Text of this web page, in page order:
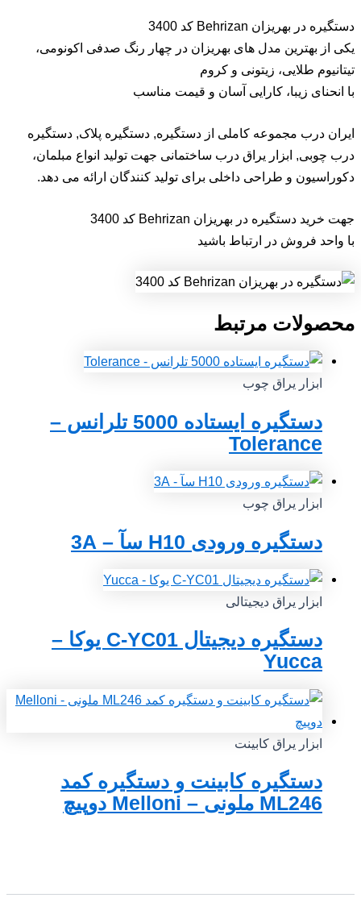
دستگیره در بهریزان Behrizan کد 3400
یکی از بهترین مدل های بهریزان در چهار رنگ صدفی اکونومی،
تیتانیوم طلایی، زیتونی و کروم
با انحنای زیبا، کارایی آسان و قیمت مناسب
ایران درب مجموعه کاملی از دستگیره, دستگیره پلاک, دستگیره
درب چوبی, ابزار یراق درب ساختمانی جهت تولید انواع مبلمان،
دکوراسیون و طراحی داخلی برای تولید کنندگان ارائه می دهد.
جهت خرید دستگیره در بهریزان Behrizan کد 3400
با واحد فروش در ارتباط باشید
محصولات مرتبط
ابزار یراق چوب
دستگیره ایستاده 5000 تلرانس –
Tolerance
ابزار یراق چوب
دستگیره ورودی H10 سآ – 3A
ابزار یراق دیجیتالی
دستگیره دیجیتال C-YC01 یوکا –
Yucca
ابزار یراق کابینت
دستگیره کابینت و دستگیره کمد
ML246 ملونی – Melloni دوپیچ